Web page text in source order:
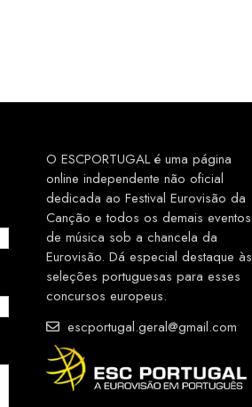
O ESCPORTUGAL é uma página
online independente não oficial
dedicada ao Festival Eurovisão da
Canção e todos os demais eventos
de música sob a chancela da
Eurovisão. Dá especial destaque às
seleções portuguesas para esses
concursos europeus.
escportugal.geral@gmail.com